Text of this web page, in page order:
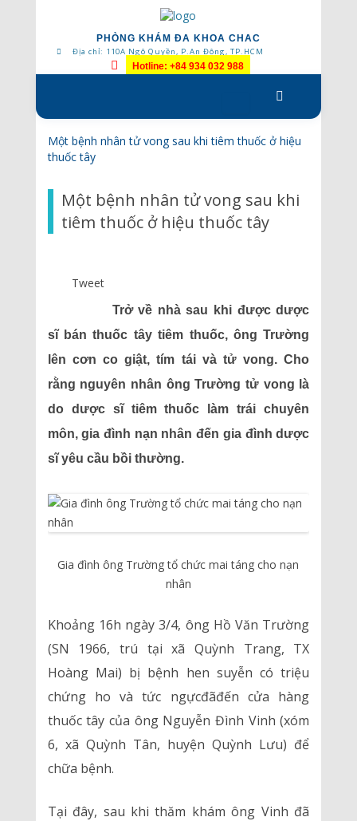
PHÒNG KHÁM ĐA KHOA CHAC
Địa chỉ: 110A Ngô Quyền, P.An Đông, TP.HCM
Hotline: +84 934 032 988
to
content
Một bệnh nhân tử vong sau khi tiêm thuốc ở hiệu
thuốc tây
Một bệnh nhân tử vong sau khi
tiêm thuốc ở hiệu thuốc tây
Tweet
Trở về nhà sau khi được dược
sĩ bán thuốc tây tiêm thuốc, ông Trường
lên cơn co giật, tím tái và tử vong. Cho
rằng nguyên nhân ông Trường tử vong là
do dược sĩ tiêm thuốc làm trái chuyên
môn, gia đình nạn nhân đến gia đình dược
sĩ yêu cầu bồi thường.
Gia đình ông Trường tổ chức mai táng cho nạn
nhân
Khoảng 16h ngày 3/4, ông Hồ Văn Trường
(SN 1966, trú tại xã Quỳnh Trang, TX
Hoàng Mai) bị bệnh hen suyễn có triệu
chứng ho và tức ngựcđãđến cửa hàng
thuốc tây của ông Nguyễn Đình Vinh (xóm
6, xã Quỳnh Tân, huyện Quỳnh Lưu) để
chữa bệnh.
Tại đây, sau khi thăm khám ông Vinh đã